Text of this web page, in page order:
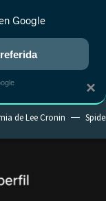
RANKINGS CINE
de Lee Cronin
×
Google